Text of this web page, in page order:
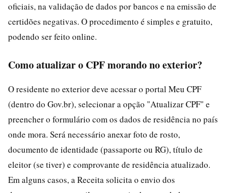
oficiais, na validação de dados por bancos e na emissão de
certidões negativas. O procedimento é simples e gratuito,
podendo ser feito online.
Como atualizar o CPF morando no exterior?
O residente no exterior deve acessar o portal Meu CPF
(dentro do Gov.br), selecionar a opção "Atualizar CPF" e
preencher o formulário com os dados de residência no país
onde mora. Será necessário anexar foto de rosto,
documento de identidade (passaporte ou RG), título de
eleitor (se tiver) e comprovante de residência atualizado.
Em alguns casos, a Receita solicita o envio dos